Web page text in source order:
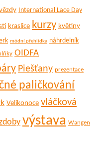
International Lace Day
kraslice kurzy květiny
módní přehlídka náhrdelník
OIDFA
Piešťany prezentace
paličkování
Velikonoce vláčková
výstava Wangen